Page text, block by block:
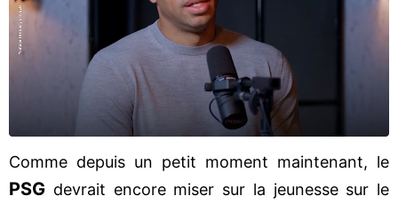
Comme depuis un petit moment maintenant, le
PSG devrait encore miser sur la jeunesse sur le